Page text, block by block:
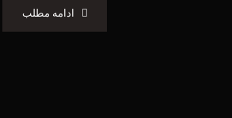
ادامه مطلب